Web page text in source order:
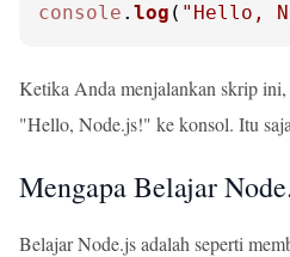
console . log ( "Hello,
Ketika Anda menjalankan skrip
"Hello, Node.js!" ke konsol. Itu
Mengapa Belajar
Belajar Node.js adalah seperti